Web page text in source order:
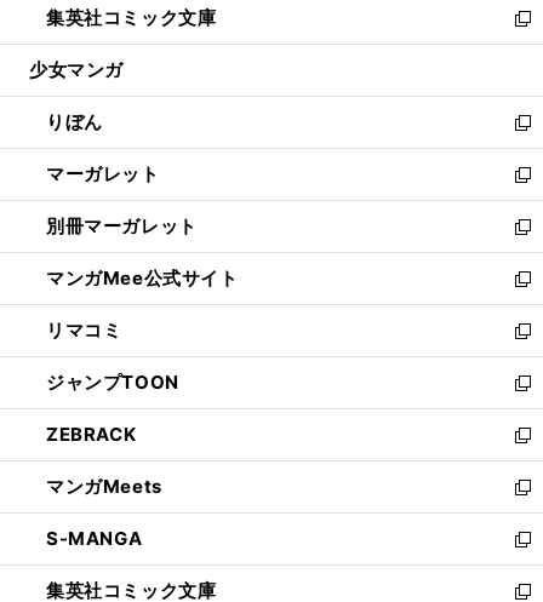
く
で
開
ド
ウ
開
く
ィ
ン
ウ
で
開
く
い
ウ
ン
ド
ウ
で
開
く
集英社コミック文庫
新
し
ウ
ィ
ン
ド
ウ
で
開
く
少女マンガ
りぼん
新
し
い
ウ
ィ
ン
ド
ウ
で
開
く
マーガレット
新
し
い
ウ
ィ
ン
ド
ウ
で
開
く
別冊マーガレット
新
し
い
ウ
ィ
ン
ド
ウ
で
開
く
マンガMee公式サイト
新
し
い
ウ
ィ
ン
ド
ウ
で
開
く
リマコミ
新
し
い
ウ
ィ
ン
ド
ウ
で
開
く
ジャンプTOON
新
し
い
ウ
ィ
ン
ド
ウ
で
ZEBRACK
新
し
い
ウ
ィ
ン
ド
マンガMeets
新
し
い
ウ
ィ
S-MANGA
新
し
い
集英社コミック文庫
新